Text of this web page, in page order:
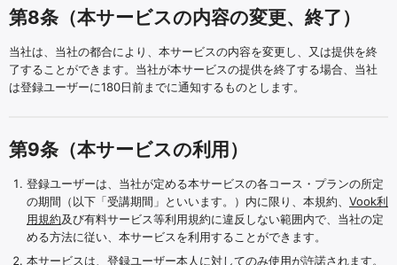
第8条（本サービスの内容の変更、終了）
当社は、当社の都合により、本サービスの内容を変更し、又は提供を終
了することができます。当社が本サービスの提供を終了する場合、当社
は登録ユーザーに180日前までに通知するものとします。
第9条（本サービスの利用）
登録ユーザーは、当社が定める本サービスの各コース・プランの所定
の期間（以下「受講期間」といいます。）内に限り、本規約、 Vook利
用規約及び有料サービス等利用規約に違反しない範囲内で、当社の定
める方法に従い、本サービスを利用することができます。
本サービスは、登録ユーザー本人に対してのみ使用が許諾されます。